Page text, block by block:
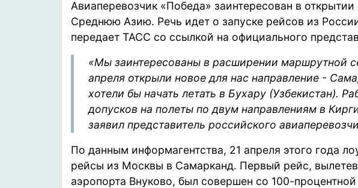
Авиаперевозчик «Победа» заинтересован в
Среднюю Азию. Речь идет о запуске рейсов из
передает ТАСС со ссылкой на официального
«Мы заинтересованы в расширении маршрутной
апреля открыли новое для нас направление -
хотели бы начать летать в Бухару (Узбекистан).
допусков на полеты по двум направлениям в
заявил представитель российского
По данным информагентства, 21 апреля этого года
рейсы из Москвы в Самарканд. Первый рейс,
аэропорта Внуково, был совершен со 100-процентной